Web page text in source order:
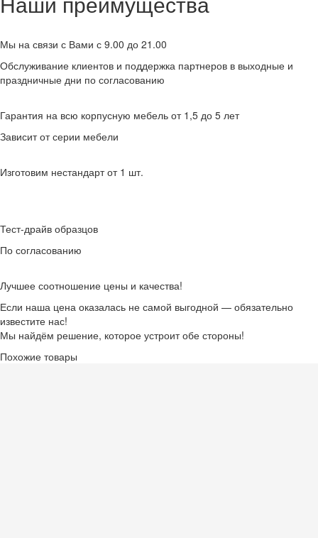
Мы на связи с Вами с 9.00 до 21.00
Обслуживание клиентов и поддержка партнеров в выходные и
праздничные дни по согласованию
Гарантия на всю корпусную мебель от 1,5 до 5 лет
Зависит от серии мебели
Изготовим нестандарт от 1 шт.
Тест-драйв образцов
По согласованию
Лучшее соотношение цены и качества!
Если наша цена оказалась не самой выгодной — обязательно
известите нас!
Мы найдём решение, которое устроит обе стороны!
Похожие товары